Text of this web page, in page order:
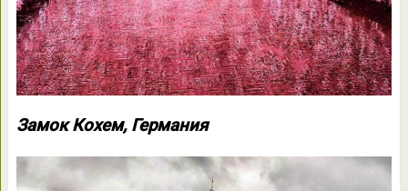
Замок Кохем, Германия